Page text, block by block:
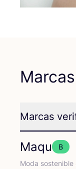
Marcas
Maqu
B
Moda